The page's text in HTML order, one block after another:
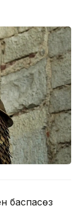
баспасөз